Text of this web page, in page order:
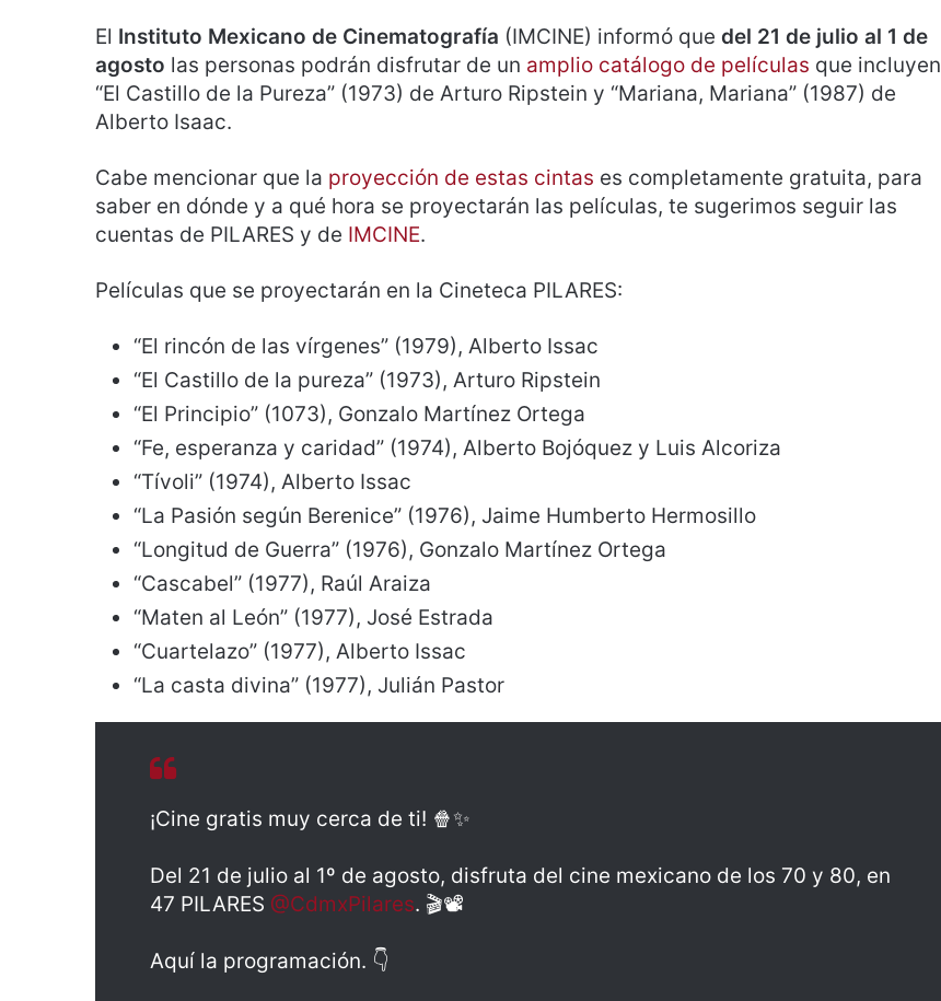
El Instituto Mexicano de Cinematografía (IMCINE) informó que del 21 de julio al 1 de
agosto las personas podrán disfrutar de un amplio catálogo de películas que incluyen
“El Castillo de la Pureza” (1973) de Arturo Ripstein y “Mariana, Mariana” (1987) de
Alberto Isaac.
Cabe mencionar que la proyección de estas cintas es completamente gratuita, para
saber en dónde y a qué hora se proyectarán las películas, te sugerimos seguir las
cuentas de PILARES y de IMCINE.
Películas que se proyectarán en la Cineteca PILARES:
“El rincón de las vírgenes” (1979), Alberto Issac
“El Castillo de la pureza” (1973), Arturo Ripstein
“El Principio” (1073), Gonzalo Martínez Ortega
“Fe, esperanza y caridad” (1974), Alberto Bojóquez y Luis Alcoriza
“Tívoli” (1974), Alberto Issac
“La Pasión según Berenice” (1976), Jaime Humberto Hermosillo
“Longitud de Guerra” (1976), Gonzalo Martínez Ortega
“Cascabel” (1977), Raúl Araiza
“Maten al León” (1977), José Estrada
“Cuartelazo” (1977), Alberto Issac
“La casta divina” (1977), Julián Pastor
¡Cine gratis muy cerca de ti! 🍿✨
Del 21 de julio al 1º de agosto, disfruta del cine mexicano de los 70 y 80, en
47 PILARES @CdmxPilares. 🎬📽
Aquí la programación. 👇